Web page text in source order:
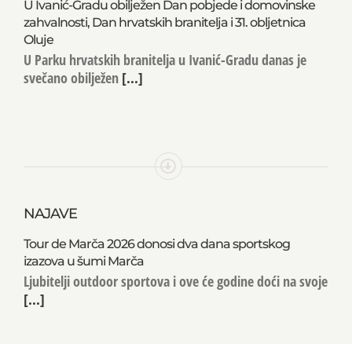
U Ivanić-Gradu obilježen Dan pobjede i domovinske
zahvalnosti, Dan hrvatskih branitelja i 31. obljetnica
Oluje
U Parku hrvatskih branitelja u Ivanić-Gradu danas je
svečano obilježen [...]
NAJAVE
Tour de Marča 2026 donosi dva dana sportskog
izazova u šumi Marča
Ljubitelji outdoor sportova i ove će godine doći na svoje
[...]